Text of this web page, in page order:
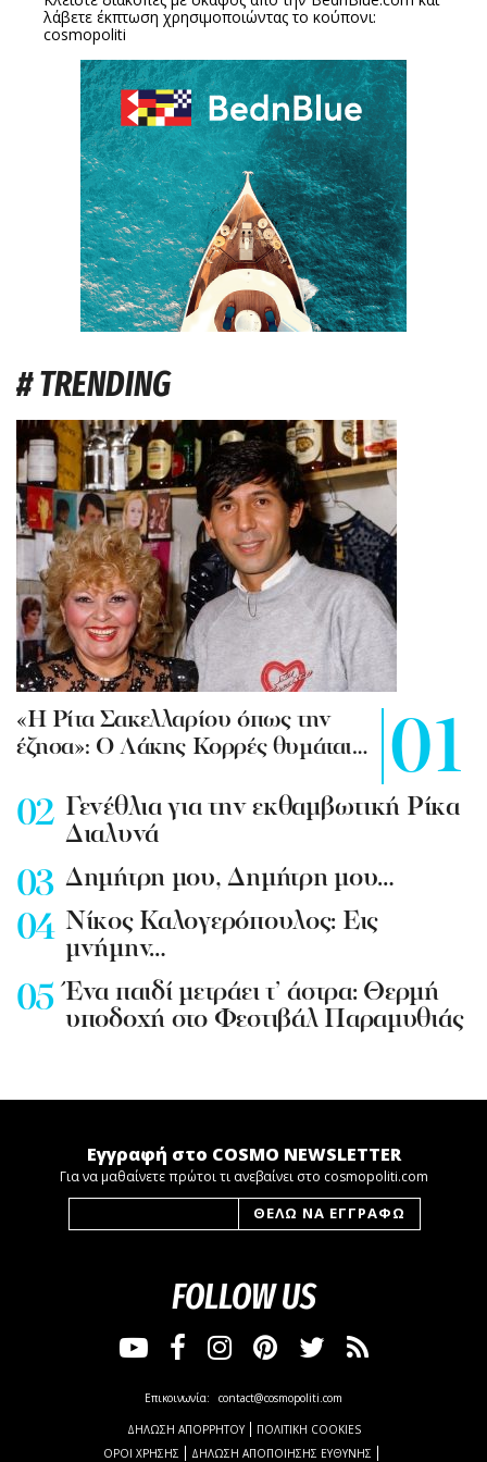
λάβετε έκπτωση χρησιμοποιώντας το κούπονι:
cosmopoliti
# TRENDING
«Η Ρίτα Σακελλαρίου όπως την
έζησα»: Ο Λάκης Κορρές θυμάται…
Γενέθλια για την εκθαμβωτική Ρίκα
Διαλυνά
Δημήτρη μου, Δημήτρη μου…
Νίκος Καλογερόπουλος: Εις
μνήμην…
Ένα παιδί μετράει τ’ άστρα: Θερμή
υποδοχή στο Φεστιβάλ Παραμυθιάς
Εγγραφή στο COSMO NEWSLETTER
Για να μαθαίνετε πρώτοι τι ανεβαίνει στο cosmopoliti.com
FOLLOW US
Επικοινωνία: contact@cosmopoliti.com
ΔΗΛΩΣΗ ΑΠΟΡΡΗΤΟΥ
ΠΟΛΙΤΙΚΗ COOKIES
ΟΡΟΙ ΧΡΗΣΗΣ
ΔΗΛΩΣΗ ΑΠΟΠΟΙΗΣΗΣ ΕΥΘΥΝΗΣ